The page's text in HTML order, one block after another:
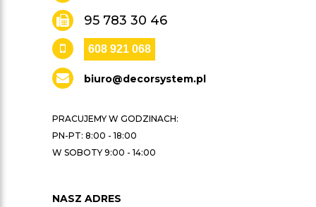
95 783 30 46
608 921 068
biuro@decorsystem.pl
PRACUJEMY W GODZINACH:
PN-PT: 8:00 - 18:00
W SOBOTY 9:00 - 14:00
NASZ ADRES